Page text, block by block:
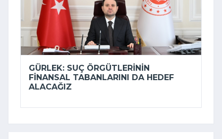
GÜRLEK: SUÇ ÖRGÜTLERININ
FINANSAL TABANLARINI DA HEDEF
ALACAĞIZ